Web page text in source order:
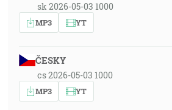
sk 2026-05-03 1000
MP3 YT
ČESKY
cs 2026-05-03 1000
MP3 YT